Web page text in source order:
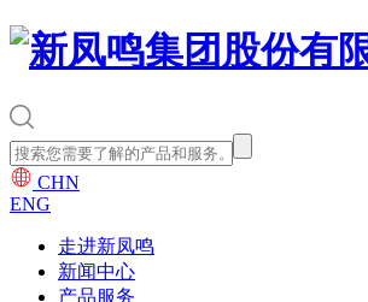
CHN
ENG
走进新凤鸣
新闻中心
产品服务